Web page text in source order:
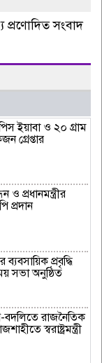
প্রণোদিত সংবাদ
ইয়াবা ও ২০ গ্রাম
গ্রেপ্তার
ও প্রধানমন্ত্রীর
প্রদান
প্রবৃদ্ধি
সভা অনুষ্ঠিত
বদলিতে রাজনৈতিক
স্বরাষ্ট্রমন্ত্রী